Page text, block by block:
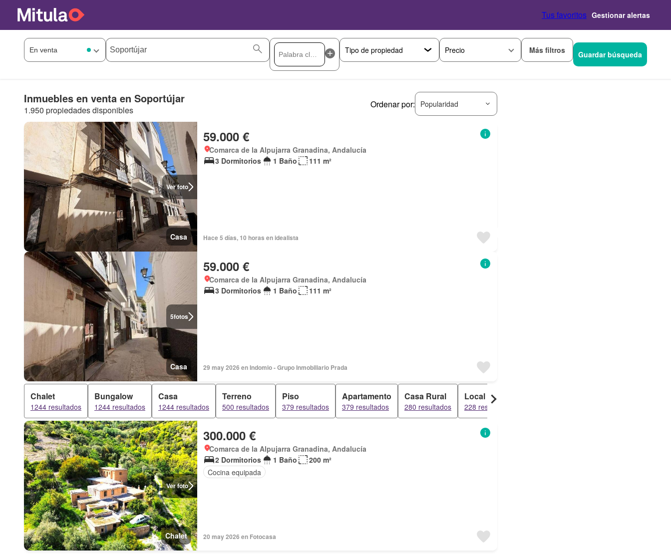
Tus favoritos Gestionar alertas
Precio Más filtros Guardar búsqueda
Inmuebles en venta en Soportújar
1.950 propiedades disponibles
Ordenar por: Popularidad
Ver foto
Casa
59.000 €
Comarca de la Alpujarra Granadina, Andalucía
3 Dormitorios
1 Baño 111 m²
Hace 5 días, 10 horas en idealista
5fotos
Casa
59.000 €
Comarca de la Alpujarra Granadina, Andalucía
3 Dormitorios
1 Baño 111 m²
29 may 2026 en Indomio - Grupo Inmobiliario Prada
Chalet
1244 resultados
Bungalow
1244 resultados
Casa
1244 resultados
Terreno
500 resultados
Piso
379 resultados
Apartamento
379 resultados
Casa Rural
280 resultados
Local Comercial
228 resultados
Ver foto
Chalet
300.000 €
Comarca de la Alpujarra Granadina, Andalucía
2 Dormitorios
1 Baño
200 m²
Cocina equipada
20 may 2026 en Fotocasa